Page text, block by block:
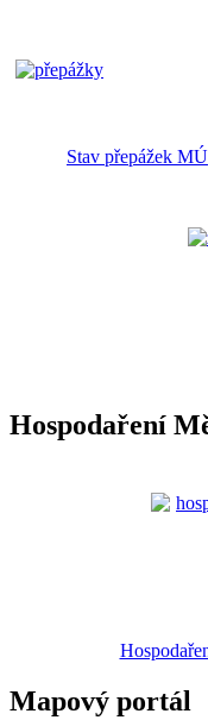
Stav přepážek MÚ
Hospodaření
Mapový portál